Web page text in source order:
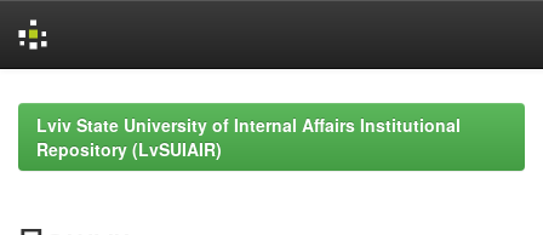
navigationLviv State University of Internal Affairs Institutional
Repository (LvSUIAIR)